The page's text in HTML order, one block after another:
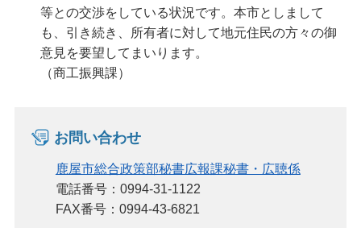
等との交渉をしている状況です。本市としまして
も、引き続き、所有者に対して地元住民の方々の御
意見を要望してまいります。
（商工振興課）
お問い合わせ
鹿屋市総合政策部秘書広報課秘書・広聴係
電話番号：0994-31-1122
FAX番号：0994-43-6821